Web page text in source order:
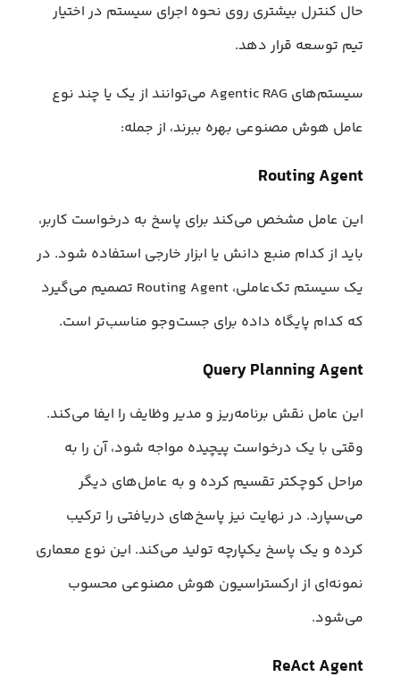
حال کنترل بیشتری روی نحوه اجرای سیستم در اختیار
تیم توسعه قرار دهد.
سیستم‌های Agentic RAG می‌توانند از یک یا چند نوع
عامل هوش مصنوعی بهره ببرند، از جمله:
Routing Agent
این عامل مشخص می‌کند برای پاسخ به درخواست کاربر،
باید از کدام منبع دانش یا ابزار خارجی استفاده شود. در
یک سیستم تک‌عاملی، Routing Agent تصمیم می‌گیرد
که کدام پایگاه داده برای جست‌وجو مناسب‌تر است.
Query Planning Agent
این عامل نقش برنامه‌ریز و مدیر وظایف را ایفا می‌کند.
وقتی با یک درخواست پیچیده مواجه شود، آن را به
مراحل کوچکتر تقسیم کرده و به عامل‌های دیگر
می‌سپارد. در نهایت نیز پاسخ‌های دریافتی را ترکیب
کرده و یک پاسخ یکپارچه تولید می‌کند. این نوع معماری
نمونه‌ای از ارکستراسیون هوش مصنوعی محسوب
می‌شود.
ReAct Agent